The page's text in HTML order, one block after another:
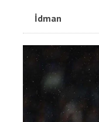
İdman